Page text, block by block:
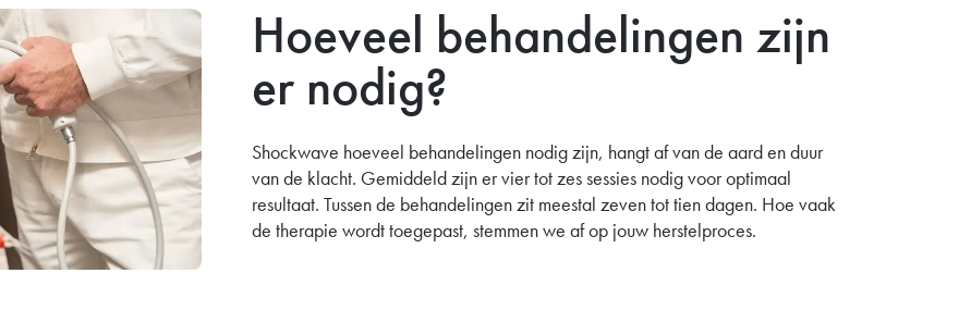
Hoeveel behandelingen zijn
er nodig?
Shockwave hoeveel behandelingen nodig zijn, hangt af van de aard en duur
van de klacht. Gemiddeld zijn er vier tot zes sessies nodig voor optimaal
resultaat. Tussen de behandelingen zit meestal zeven tot tien dagen. Hoe vaak
de therapie wordt toegepast, stemmen we af op jouw herstelproces.